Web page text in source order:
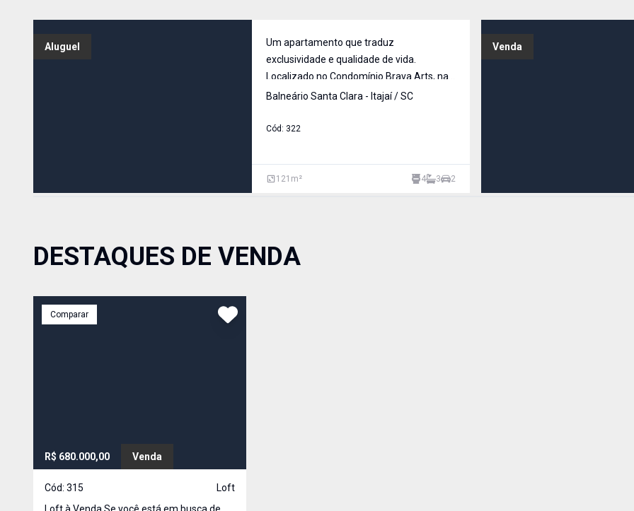
Aluguel
Um apartamento que traduz
exclusividade e qualidade de vida.
Localizado no Condomínio Brava Arts, na
Praia Brava, este imóvel recém-
e uma vista deslumbrante para o mar.
Balneário Santa Clara - Itajaí/SC
Cód: 322
121 m² 4 3 2
Venda
DESTAQUES DE VENDA
Comparar
R$ 680.000,00 Venda
Cód: 315
Loft